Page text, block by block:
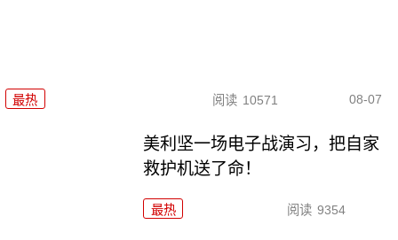
最热 阅读 10571 08-07
美利坚一场电子战演习，把自家
救护机送了命！
最热 阅读 9354